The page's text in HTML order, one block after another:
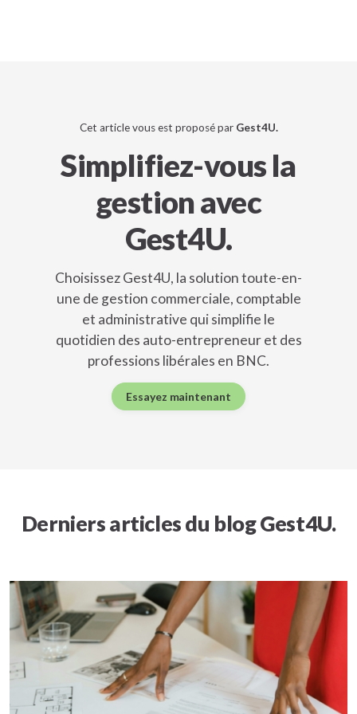
Cet article vous est proposé par Gest4U.
Simplifiez-vous la
gestion avec
Gest4U.
Choisissez Gest4U, la solution toute-en-
une de gestion commerciale, comptable
et administrative qui simplifie le
quotidien des auto-entrepreneur et des
professions libérales en BNC.
Essayez maintenant
Derniers articles du blog Gest4U.